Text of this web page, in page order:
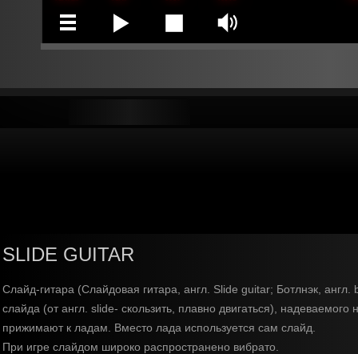
SLIDE GUITAR
Слайд-гитара (Слайдовая гитара, англ. Slide guitar; Ботлнэк,
слайда (от англ. slide- скользить, плавно двигаться),
прижимают к ладам. Вместо лада используется сам слайд.
При игре слайдом широко распространено вибрато.